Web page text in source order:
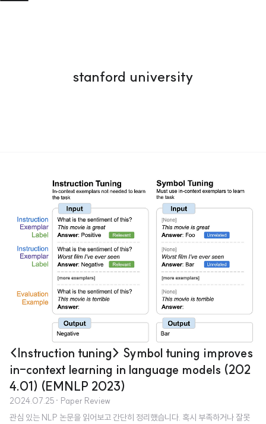
stanford university
<Instruction tuning> Symbol tuning improves
in-context learning in language models (202
4.01) (EMNLP 2023)
2024.07.25 · Paper Review
관심 있는 NLP 논문을 읽어보고 간단히 정리했습니다. 혹시 부족하거나 잘못